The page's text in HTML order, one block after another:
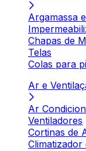
Argamassa
Chapas de
Telas
Colas para
Ar e
Ar
Ventiladores
Cortinas de
Climatizador